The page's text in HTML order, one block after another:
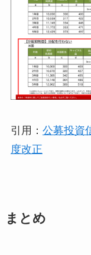
引用： 公募投資
度改正
まとめ